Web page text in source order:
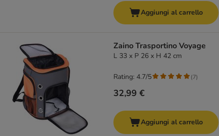
Aggiungi al carrello
Zaino Trasportino Voyage
L 33 x P 26 x H 42 cm
32,99 €
Rating: 4.7/5 (7)
Aggiungi al carrello